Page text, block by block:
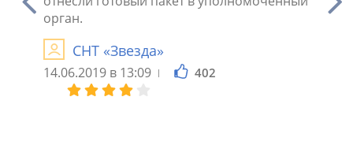
орган.
СНТ «Звезда»
14.06.2019 в 13:09 402
они